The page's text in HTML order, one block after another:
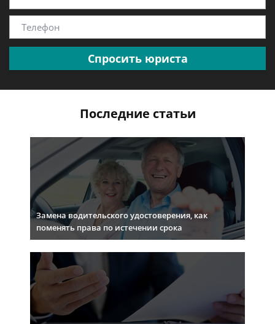
Спросить юриста
Последние статьи
Замена водительского удостоверения, как
поменять права по истечении срока